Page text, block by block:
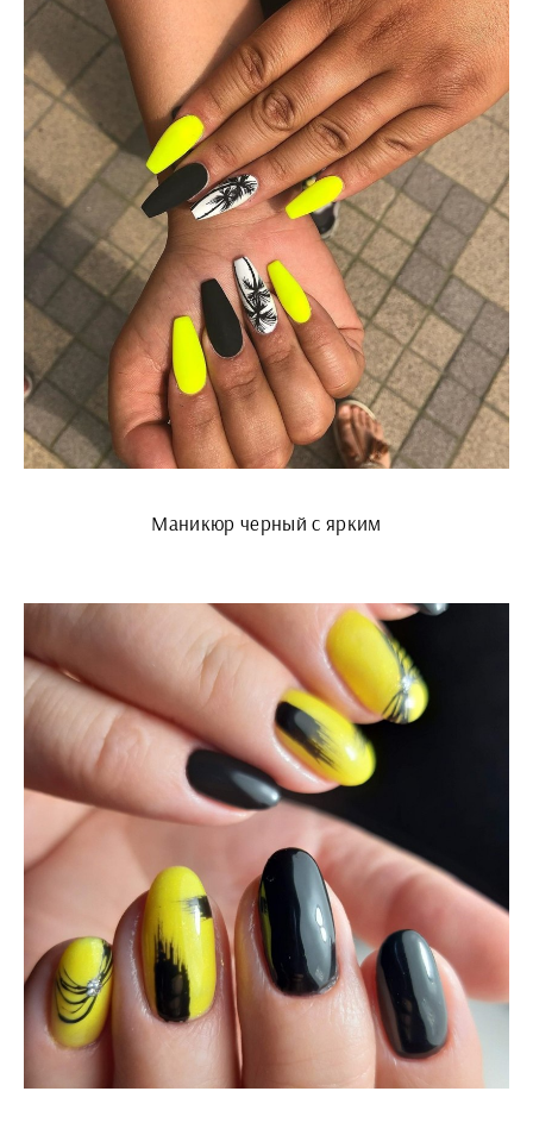
Маникюр черный с ярким